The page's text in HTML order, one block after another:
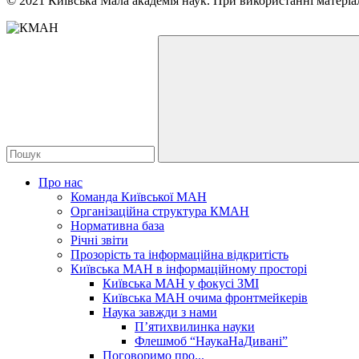
Про нас
Команда Київської МАН
Організаційна структура КМАН
Нормативна база
Річні звіти
Прозорість та інформаційна відкритість
Київська МАН в інформаційному просторі
Київська МАН у фокусі ЗМІ
Київська МАН очима фронтмейкерів
Наука завжди з нами
П’ятихвилинка науки
Флешмоб “НаукаНаДивані”
Поговоримо про...